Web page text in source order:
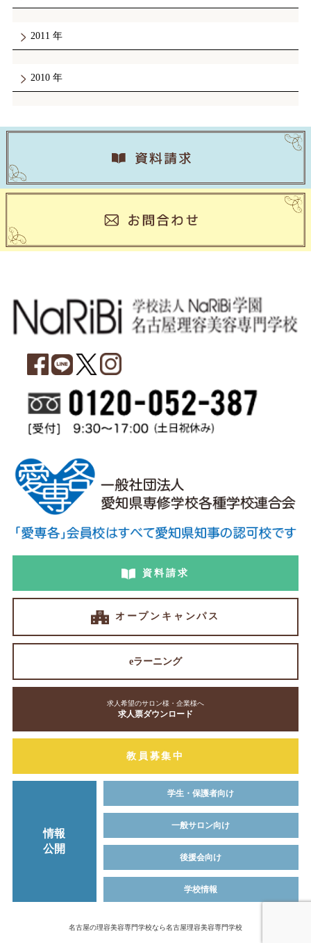
2011
2010
資料請求
オープンキャンパス
eラーニング
求人希望のサロン様・企業様へ
求人票ダウンロード
教員募集中
情報
公開
学生・保護者向け
一般サロン向け
後援会向け
学校情報
名古屋の理容美容専門学校なら名古屋理容美容専門学校